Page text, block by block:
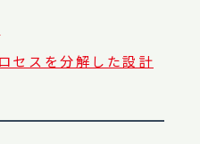
セスを分解した設計